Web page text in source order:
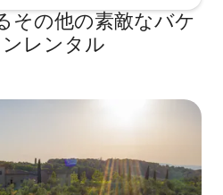
その他の素敵なバケ
レンタル